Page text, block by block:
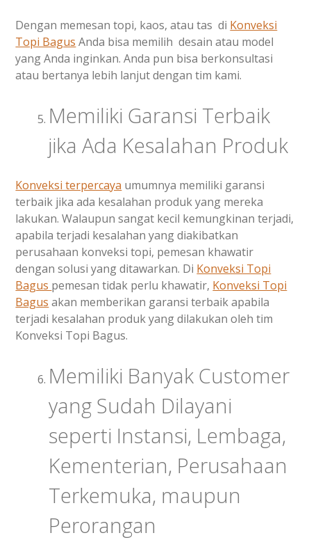
Dengan memesan topi, kaos, atau tas di Konveksi
Topi Bagus Anda bisa memilih desain atau model
yang Anda inginkan. Anda pun bisa berkonsultasi
atau bertanya lebih lanjut dengan tim kami.
Memiliki Garansi Terbaik
jika Ada Kesalahan Produk
Konveksi terpercaya umumnya memiliki garansi
terbaik jika ada kesalahan produk yang mereka
lakukan. Walaupun sangat kecil kemungkinan terjadi,
apabila terjadi kesalahan yang diakibatkan
perusahaan konveksi topi, pemesan khawatir
dengan solusi yang ditawarkan. Di Konveksi Topi
Bagus pemesan tidak perlu khawatir, Konveksi Topi
Bagus akan memberikan garansi terbaik apabila
terjadi kesalahan produk yang dilakukan oleh tim
Konveksi Topi Bagus.
Memiliki Banyak Customer
yang Sudah Dilayani
seperti Instansi, Lembaga,
Kementerian, Perusahaan
Terkemuka, maupun
Perorangan